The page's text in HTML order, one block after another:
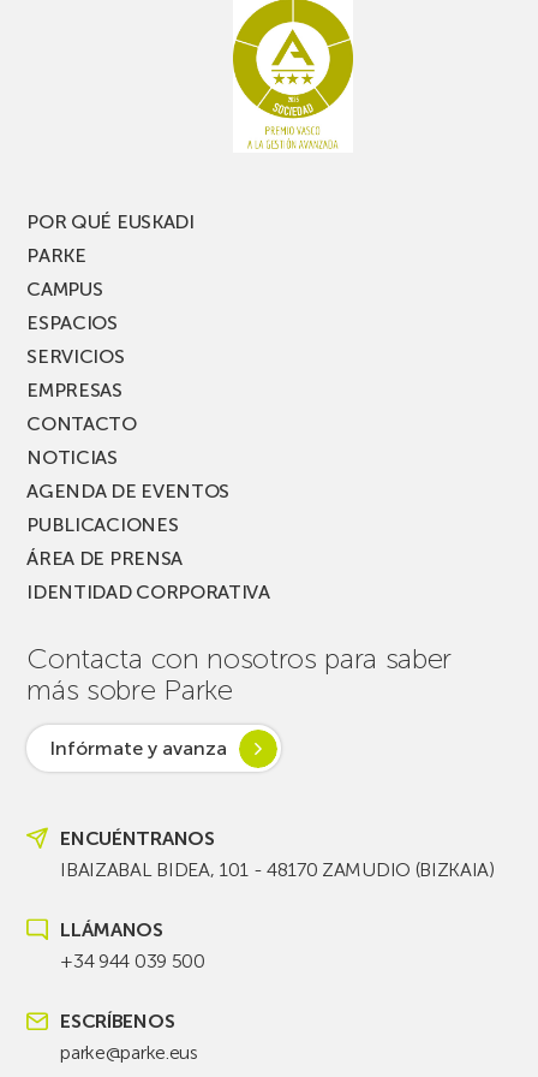
PARKEA
MUSIK
POR QUÉ EUSKADI
PARKE
CAMPUS
ESPACIOS
SERVICIOS
EMPRESAS
CONTACTO
NOTICIAS
AGENDA DE EVENTOS
PUBLICACIONES
ÁREA DE PRENSA
IDENTIDAD CORPORATIVA
Contacta con nosotros para saber
más sobre Parke
Infórmate y avanza
ENCUÉNTRANOS
IBAIZABAL BIDEA, 101 - 48170 ZAMUDIO (BIZKAIA)
LLÁMANOS
+34 944 039 500
ESCRÍBENOS
parke@parke.eus